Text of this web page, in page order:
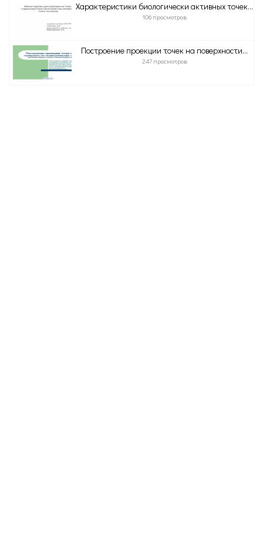
Характеристики биологически активных точек...
106 просмотров
Построение проекции точек на поверхности...
247 просмотров